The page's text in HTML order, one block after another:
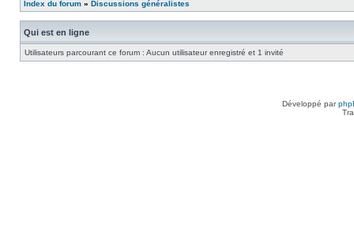
Index du forum » Discussions généralistes
Qui est en ligne
Utilisateurs parcourant ce forum : Aucun utilisateur enregistré et 1 invité
Développé par